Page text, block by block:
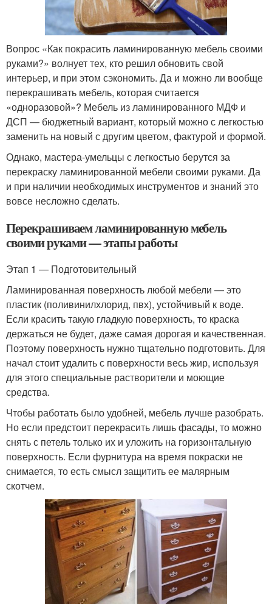
Вопрос «Как покрасить ламинированную мебель своими
руками?» волнует тех, кто решил обновить свой
интерьер, и при этом сэкономить. Да и можно ли вообще
перекрашивать мебель, которая считается
«одноразовой»? Мебель из ламинированного МДФ и
ДСП — бюджетный вариант, который можно с легкостью
заменить на новый с другим цветом, фактурой и формой.
Однако, мастера-умельцы с легкостью берутся за
перекраску ламинированной мебели своими руками. Да
и при наличии необходимых инструментов и знаний это
вовсе несложно сделать.
Перекрашиваем ламинированную мебель
своими руками — этапы работы
Этап 1 — Подготовительный
Ламинированная поверхность любой мебели — это
пластик (поливинилхлорид, пвх), устойчивый к воде.
Если красить такую гладкую поверхность, то краска
держаться не будет, даже самая дорогая и качественная.
Поэтому поверхность нужно тщательно подготовить. Для
начал стоит удалить с поверхности весь жир, используя
для этого специальные растворители и моющие
средства.
Чтобы работать было удобней, мебель лучше разобрать.
Но если предстоит перекрасить лишь фасады, то можно
снять с петель только их и уложить на горизонтальную
поверхность. Если фурнитура на время покраски не
снимается, то есть смысл защитить ее малярным
скотчем.